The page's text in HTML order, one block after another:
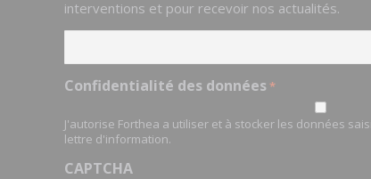
interventions et pour recevoir nos actualités.
Confidentialité des données *
J'autorise Forthea a utiliser et à stocker les données
lettre d'information.
CAPTCHA